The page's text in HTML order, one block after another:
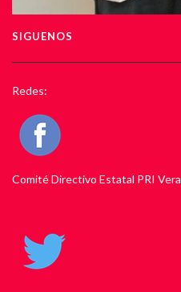
SIGUENOS
Redes:
Comité Directivo Estatal PRI